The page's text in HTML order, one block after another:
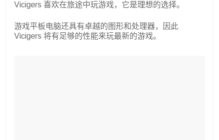
Vicigers 喜欢在旅途中玩游戏，它是理想的选择。
游戏平板电脑还具有卓越的图形和处理器，因此
Vicigers 将有足够的性能来玩最新的游戏。